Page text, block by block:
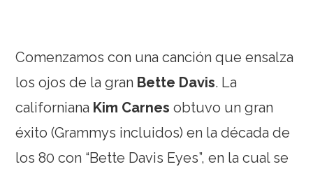
Comenzamos con una canción que ensalza
los ojos de la gran Bette Davis. La
californiana Kim Carnesobtuvo un gran
éxito (Grammys incluidos) en la década de
los 80 con “Bette Davis Eyes”, en la cual se